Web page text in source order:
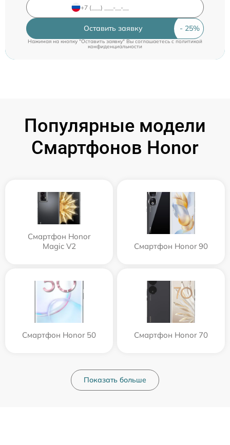
Оставить заявку
Нажимая на кнопку "Оставить заявку" Вы соглашаетесь cполитикой
конфиденциальности
Популярные модели
Смартфонов Honor
Смартфон Honor
Magic V2
Смартфон Honor 90
Смартфон Honor 50 Смартфон Honor 70
Показать больше